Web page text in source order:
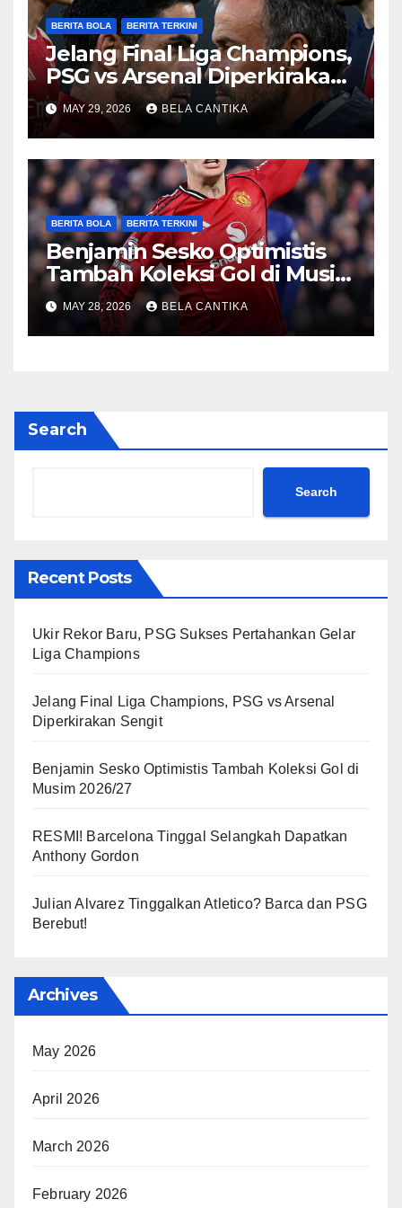
BERITA BOLA BERITA TERKINI
Jelang Final Liga Champions,
PSG vs Arsenal Diperkirakan
Sengit
MAY 29, 2026 BELA CANTIKA
BERITA BOLA BERITA TERKINI
Benjamin Sesko Optimistis
Tambah Koleksi Gol di Musim
2026/27
MAY 28, 2026 BELA CANTIKA
Search
Search
Recent Posts
Ukir Rekor Baru, PSG Sukses Pertahankan Gelar
Liga Champions
Jelang Final Liga Champions, PSG vs Arsenal
Diperkirakan Sengit
Benjamin Sesko Optimistis Tambah Koleksi Gol di
Musim 2026/27
RESMI! Barcelona Tinggal Selangkah Dapatkan
Anthony Gordon
Julian Alvarez Tinggalkan Atletico? Barca dan PSG
Berebut!
Archives
May 2026
April 2026
March 2026
February 2026